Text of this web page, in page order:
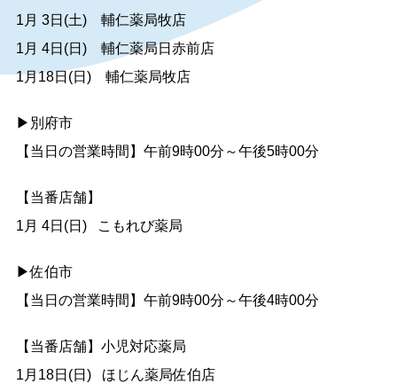
1月 3日(土) 輔仁薬局牧店
1月 4日(日) 輔仁薬局日赤前店
1月18日(日) 輔仁薬局牧店
▶別府市
【当日の営業時間】午前9時00分～午後5時00分
【当番店舗】
1月 4日(日) こもれび薬局
▶佐伯市
【当日の営業時間】午前9時00分～午後4時00分
【当番店舗】小児対応薬局
1月18日(日) ほじん薬局佐伯店